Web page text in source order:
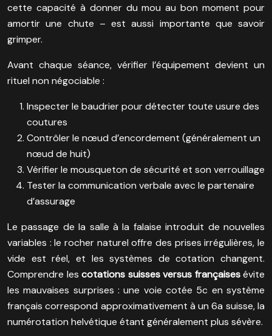
cette capacité à donner du mou au bon moment pour
amortir une chute – est aussi importante que savoir
grimper.
Avant chaque séance, vérifier l’équipement devient un
rituel non négociable :
Inspecter le baudrier pour détecter toute usure des
coutures
Contrôler le nœud d’encordement (généralement un
nœud de huit)
Vérifier le mousqueton de sécurité et son verrouillage
Tester la communication verbale avec le partenaire
d’assurage
Le passage de la salle à la falaise introduit de nouvelles
variables : le rocher naturel offre des prises irrégulières, le
vide est réel, et les systèmes de cotation changent.
Comprendre les cotations suisses versus françaisesévite
les mauvaises surprises : une voie cotée 5c en système
français correspond approximativement à un 6a suisse, la
numérotation helvétique étant généralement plus sévère.